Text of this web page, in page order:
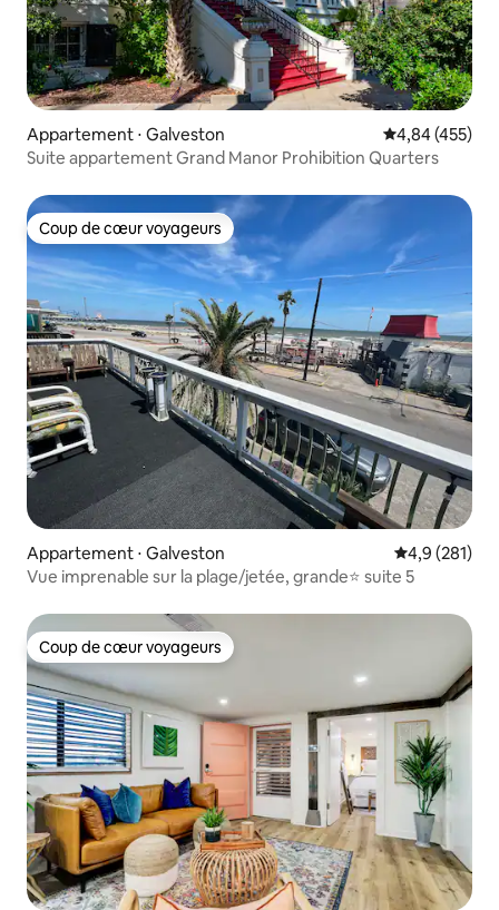
Appartement ⋅ Galveston Évaluation
4,84 (455)
Suite appartement Grand Manor Prohibition Quarters
Coup de cœur voyageurs
Coup de cœur voyageurs
Appartement ⋅ Galveston Évaluation
4,9 (281)
Vue imprenable sur la plage/jetée, grande⭐️ suite 5
Coup de cœur voyageurs
Coup de cœur voyageurs